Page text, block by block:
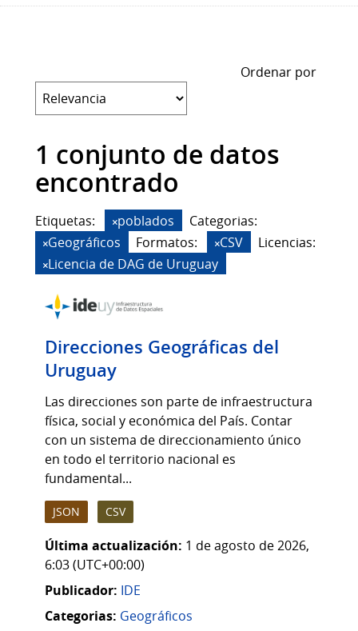
Ordenar por
1 conjunto de datos
encontrado
Etiquetas: poblados
Categorias:
Geográficos
Formatos: CSV
Licencias:
Licencia de DAG de Uruguay
Direcciones Geográficas del
Uruguay
Las direcciones son parte de infraestructura
física, social y económica del País. Contar
con un sistema de direccionamiento único
en todo el territorio nacional es
fundamental...
JSON CSV
Última actualización: 1 de agosto de 2026,
6:03 (UTC+00:00)
Publicador: IDE
Categorias: Geográficos